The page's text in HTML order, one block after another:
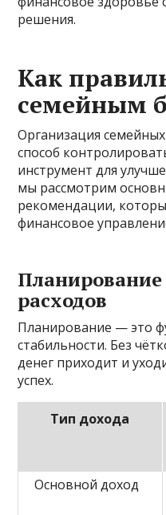
решения.
Как
семейным
Организация
способ
инструмент для
мы рассмотрим
рекомендации,
финансовое
Планирование
расходов
Планирование — это
стабильности. Без
денег приходит и
успех.
Тип дохода
Основной доход